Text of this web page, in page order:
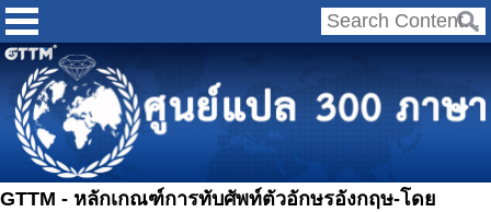
GTTM - หลักเกณฑ์การทับศัพท์ตัวอักษรอังกฤษ-โดย